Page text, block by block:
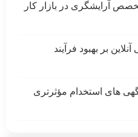
آرایشگری در بازار کار
بر بهبود فرآیند
های استخدام مؤثرتری